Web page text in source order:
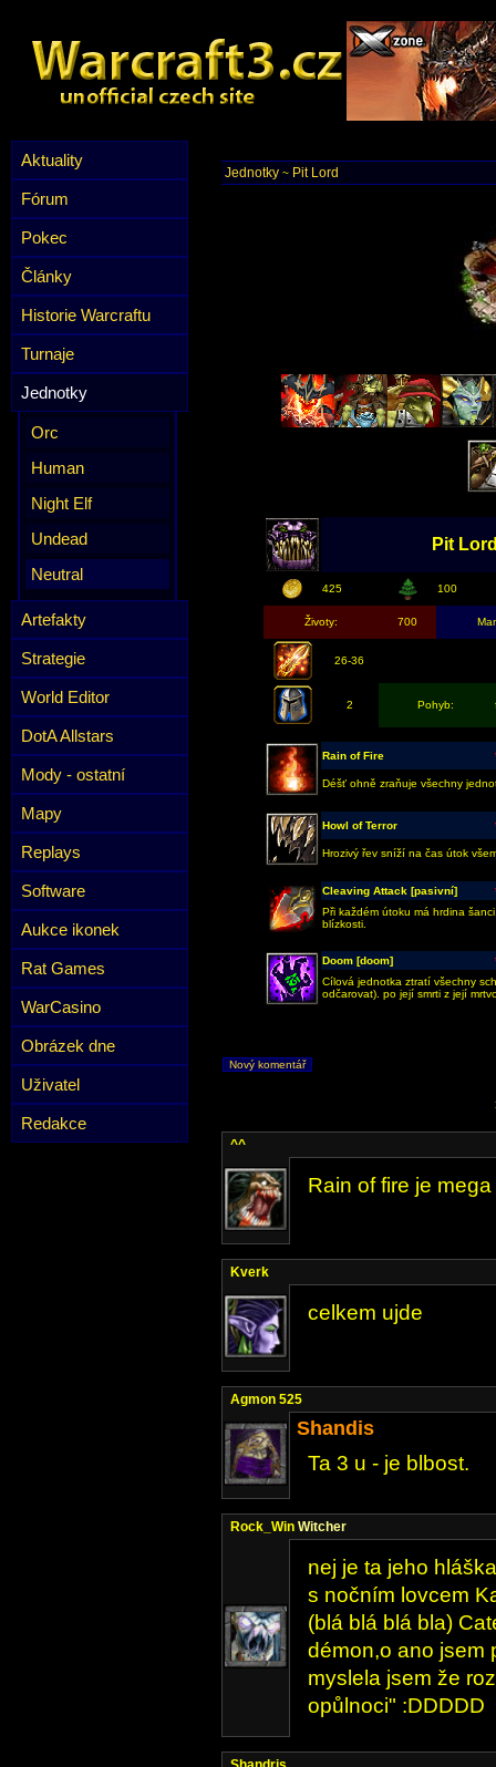
Aktuality
Fórum
Pokec
Články
Historie Warcraftu
Turnaje
Jednotky
Orc
Human
Night Elf
Undead
Neutral
Artefakty
Strategie
World Editor
DotA Allstars
Mody - ostatní
Mapy
Replays
Software
Aukce ikonek
Rat Games
WarCasino
Obrázek dne
Uživatel
Redakce
Jednotky ~ Pit Lord
Pit
425 100
Životy: 700
26-36
2 Pohyb:
Rain of Fire
Déšť ohně zraňuje všechny
Howl of Terror
Hrozivý řev sníží na čas útok
Cleaving Attack [pasivní]
Při každém útoku má hrdina
blízkosti.
Doom [doom]
Cílová jednotka ztratí všechny
odčarovat). po její smrti z její
Nový komentář
^^
Rain of fire je
Kverk
celkem ujde
Agmon 525
Shandis
Ta 3 u - je blbost.
Rock_Win Witcher
nej je ta jeho
s nočním lovcem
(blá blá blá bla)
démon,o ano jsem
myslela jsem že
opůlnoci" :DDDDD